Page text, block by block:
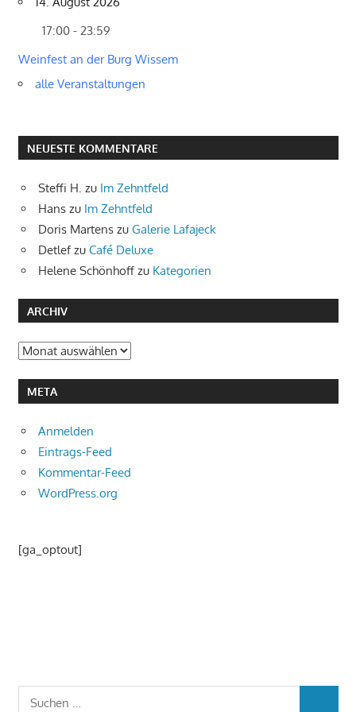
17:00 - 23:59
Weinfest an der Burg Wissem
alle Veranstaltungen
NEUESTE KOMMENTARE
Steffi H. zu Im Zehntfeld
Hans zu Im Zehntfeld
Doris Martens zu Galerie Lafajeck
Detlefzu Café Deluxe
Helene Schönhoff zu Kategorien
ARCHIV
Archiv
META
Anmelden
Eintrags-Feed
Kommentar-Feed
WordPress.org
[ga_optout]